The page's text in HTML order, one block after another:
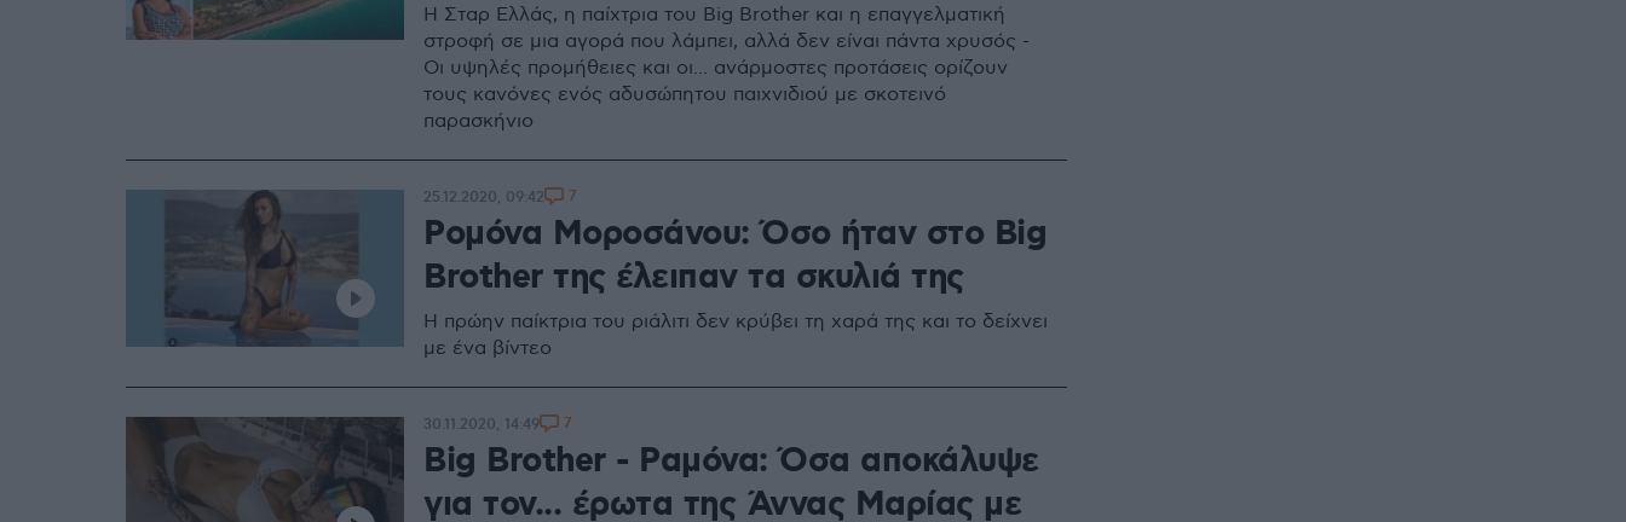
H Σταρ Ελλάς, η παίχτρια του Big Brother και η επαγγελματική
στροφή σε μια αγορά που λάμπει, αλλά δεν είναι πάντα χρυσός -
Οι υψηλές προμήθειες και οι... ανάρμοστες προτάσεις ορίζουν
τους κανόνες ενός αδυσώπητου παιχνιδιού με σκοτεινό
παρασκήνιο
Ρομόνα Μοροσάνου: Όσο ήταν στο Big
Brother της έλειπαν τα σκυλιά της
Η πρώην παίκτρια του ριάλιτι δεν κρύβει τη χαρά της και το δείχνει
με ένα βίντεο
25.12.2020, 09:42 7
Big Brother - Ραμόνα: Όσα αποκάλυψε
για τον... έρωτα της Άννας Μαρίας με
30.11.2020, 14:49 7